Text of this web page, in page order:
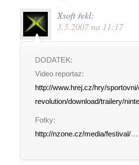
Xsoft řekl:
3.5.2007 na 11:17
DODATEK:
Video reportaz:
http://www.hrej.cz/hry/
revolution/download/trailery/
Fotky:
http://nzone.cz/media/festival/…